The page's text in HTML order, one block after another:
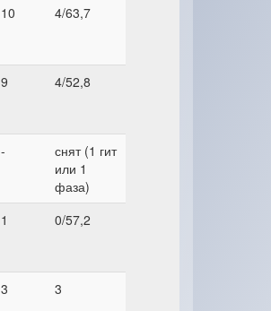
10 4/63,7
9 4/52,8
-
снят (1 гит
или 1
фаза)
1 0/57,2
3 3